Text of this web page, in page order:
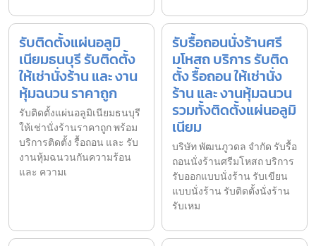
รับติดตั้งแผ่นอลูมิ
เนียมธนบุรี รับติดตั้ง
ให้เช่านั่งร้าน และ งาน
หุ้มฉนวน ราคาถูก
รับติดตั้งแผ่นอลูมิเนียมธนบุรี
ให้เช่านั่งร้านราคาถูก พร้อม
บริการติดตั้ง รื้อถอน และ รับ
งานหุ้มฉนวนกันความร้อน
และ ความเ
รับรื้อถอนนั่งร้านศรี
มโหสถ บริการ รับติด
ตั้ง รื้อถอน ให้เช่านั่ง
ร้าน และ งานหุ้มฉนวน
รวมทั้งติดตั้งแผ่นอลูมิ
เนียม
บริษัท พัฒนภูวดล จำกัด รับรื้อ
ถอนนั่งร้านศรีมโหสถ บริการ
รับออกแบบนั่งร้าน รับเขียน
แบบนั่งร้าน รับติดตั้งนั่งร้าน
รับเหม